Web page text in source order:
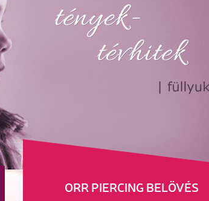
ORR PIERCING BELÖVÉS